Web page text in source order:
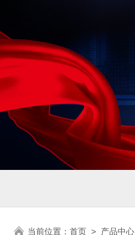
当前位置： 首页 > 产品中心